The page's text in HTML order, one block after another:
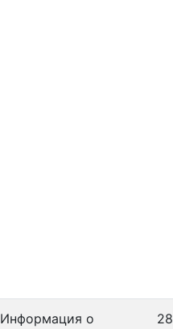
Информация о